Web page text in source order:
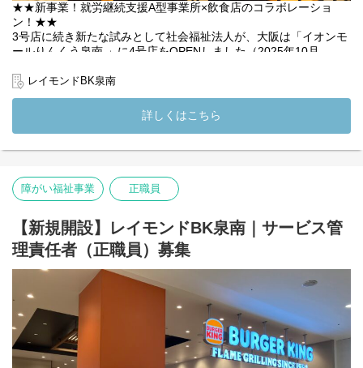
★★新事業！就労継続支援A型事業所×飲食店のコラボレーショ
ン！★★
3号店に続き新たな試みとして社会福祉法人が、大阪は「イオンモ
ールりんくう泉南 」に4号店をOPENしました（2025年10月
いたします◎
☆新規ポジション：ゼロからのスタートで、あなたの手腕を存分
に発揮できます！
☆福祉への関心：当店は就労継続支援A型事業所として、障がいの
ればOK！新しい分野での挑戦をサポートします。
☆資格取得支援：福祉関連の資格取得を目指す方には、支援制度
☆社会貢献：飲食業のスキルを活かしながら、障がいのある方々
のサポートを通じて社会貢献ができます。
☆サポート好きな方：スタッフや利用者さんを支え、チームをま
とめるのが得意な方に最適な環境です。
レイモンドBK泉南
詳しくはこちら
障がい福祉事業 正職員
【新規開設】レイモンドBK泉南｜サービス管
理責任者（正職員）募集